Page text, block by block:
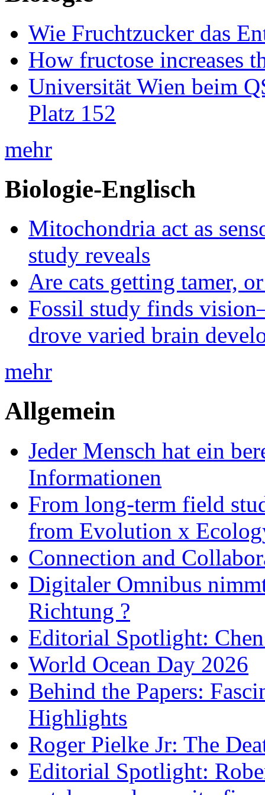
Wie Fruchtzucker das
How fructose increases
Universität Wien beim
Platz 152
mehr
Biologie-Englisch
Mitochondria act as
study reveals
Are cats getting tamer,
Fossil study finds
drove varied brain
mehr
Allgemein
Jeder Mensch hat ein
Informationen
From long-term field
from Evolution x
Connection and
Digitaler Omnibus
Richtung ?
Editorial Spotlight:
World Ocean Day 2026
Behind the Papers:
Highlights
Roger Pielke Jr: The
Editorial Spotlight: